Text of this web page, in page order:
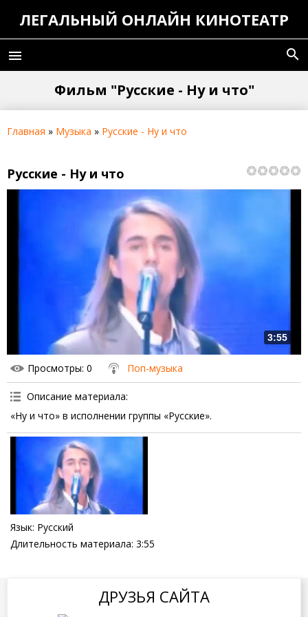
ЛЕГАЛЬНЫЙ ОНЛАЙН КИНОТЕАТР
menu search
Фильм "Русские - Ну и что"
Главная » Музыка » Русские - Ну и что
Русские - Ну и что
3:55
Просмотры: 0 Поп-музыка
Описание материала:
«Ну и что» в исполнении группы «Русские».
Язык: Русский
Длительность материала: 3:55
ДРУЗЬЯ САЙТА